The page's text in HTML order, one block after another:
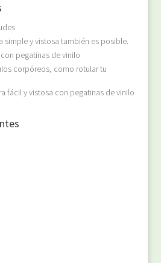
simple y vistosa también es posible.
pegatinas de vinilo
corpóreos, como rotular tu
fácil y vistosa con pegatinas de vinilo